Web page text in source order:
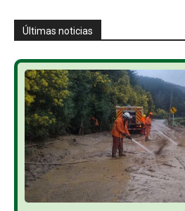
Últimas noticias